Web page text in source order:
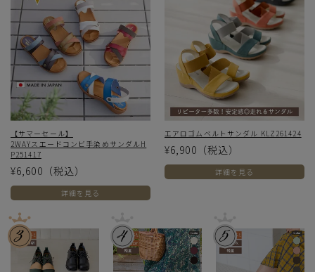
【サマーセール】
2WAYスエードコンビ手染めサンダルH
P251417
¥6,600 （税込）
詳細を見る
エアロゴムベルトサンダル KLZ261424
¥6,900 （税込）
詳細を見る